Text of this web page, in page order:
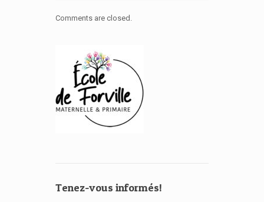
Comments are closed.
Tenez-vous informés!